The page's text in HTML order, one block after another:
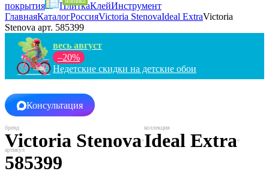
покрытия
ПлиткаКлейИнструмент
ГлавнаяКаталогРоссияVictoria StenovaIdeal ExtraVictoria
Stenova арт. 585399
весь август
–20%
Недетские скидки на детские обои
Консультация
Victoria StenovaIdeal Extra
585399